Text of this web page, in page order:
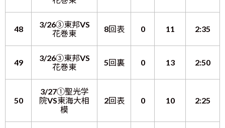
48
3/26③東邦VS
花巻東
8回表 0 11 2:35
49
3/26③東邦VS
花巻東
5回裏 0 13 2:50
50
3/27①聖光学
院VS東海大相
模
2回表 0 10 2:25